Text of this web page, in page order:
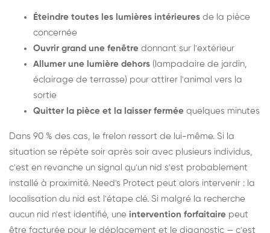
Éteindre toutes les lumières intérieures de la pièce
concernée
Ouvrir grand une fenêtre donnant sur l'extérieur
Allumer une lumière dehors (lampadaire de jardin,
éclairage de terrasse) pour attirer l'animal vers la
sortie
Quitter la pièce et la laisser fermée quelques minutes
Dans 90 % des cas, le frelon ressort de lui-même. Si la
situation se répète soir après soir avec plusieurs individus,
c'est en revanche un signal qu'un nid s'est probablement
installé à proximité. Need's Protect peut alors intervenir : la
localisation du nid est l'étape clé. Si malgré la recherche
aucun nid n'est identifié, une intervention forfaitaire peut
être facturée pour le déplacement et le diagnostic — c'est